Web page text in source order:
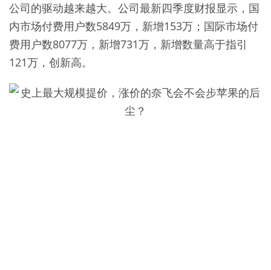
公司的驱动越来越大。公司最新四季度财报显示，国
内市场付费用户数5849万，新增153万；国际市场付
费用户数8077万，新增731万，新增数量高于指引
121万，创新高。